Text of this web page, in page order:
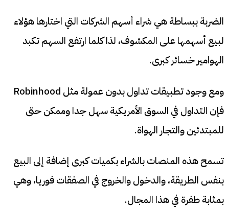
الضربة ببساطة هي شراء أسهم الشركات التي اختارها هؤلاء
لبيع أسهمها على المكشوف، لذا كلما ارتفع السهم تكبد
الهوامير خسائر كبرى.
ومع وجود تطبيقات تداول بدون عمولة مثل Robinhood
فإن التداول في السوق الأمريكية سهل جدا وممكن حتى
للمبتدئين والتجار الهواة.
تسمح هذه المنصات بالشراء بكميات كبرى إضافة إلى البيع
بنفس الطريقة، والدخول والخروج في الصفقات فوريا، وهي
بمثابة طفرة في هذا المجال.